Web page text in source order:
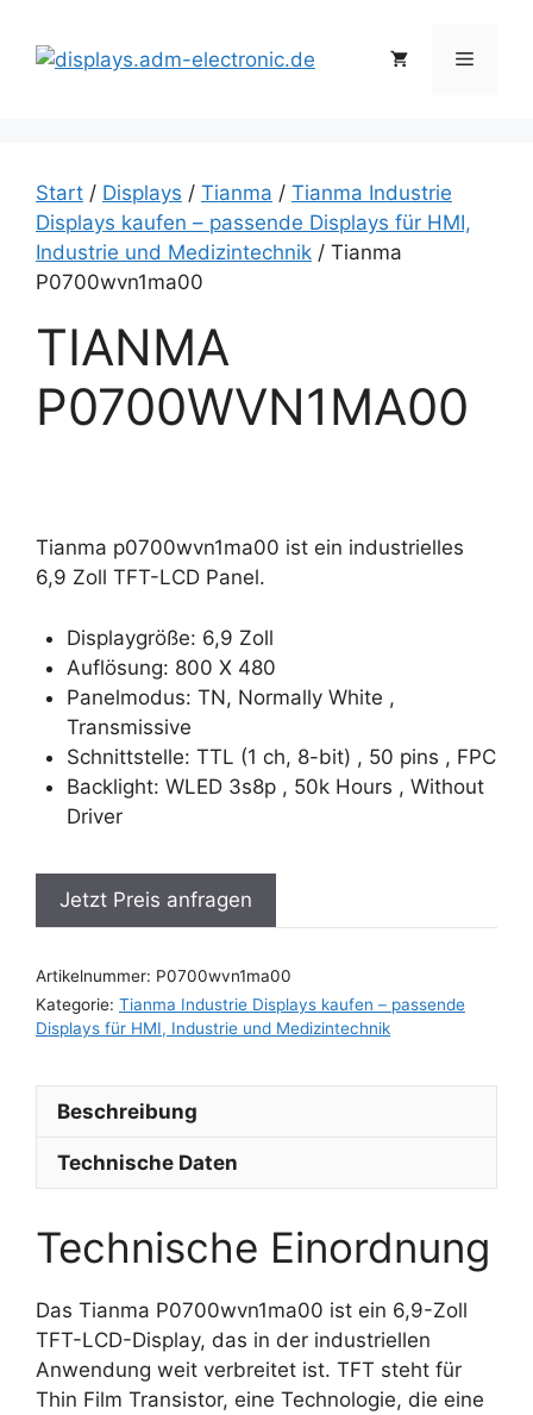
Inhalt
springen
Menü
Start / Displays / Tianma / Tianma Industrie
Displays kaufen – passende Displays für HMI,
Industrie und Medizintechnik / Tianma
P0700wvn1ma00
TIANMA
P0700WVN1MA00
Tianma p0700wvn1ma00 ist ein industrielles
6,9 Zoll TFT-LCD Panel.
Displaygröße: 6,9 Zoll
Auflösung: 800 X 480
Panelmodus: TN, Normally White ,
Transmissive
Schnittstelle: TTL (1 ch, 8-bit) , 50 pins , FPC
Backlight: WLED 3s8p , 50k Hours , Without
Driver
Jetzt Preis anfragen
Artikelnummer: P0700wvn1ma00
Kategorie: Tianma Industrie Displays kaufen – passende
Displays für HMI, Industrie und Medizintechnik
Beschreibung
Technische Daten
Technische Einordnung
Das Tianma P0700wvn1ma00 ist ein 6,9-Zoll
TFT-LCD-Display, das in der industriellen
Anwendung weit verbreitet ist. TFT steht für
Thin Film Transistor, eine Technologie, die eine